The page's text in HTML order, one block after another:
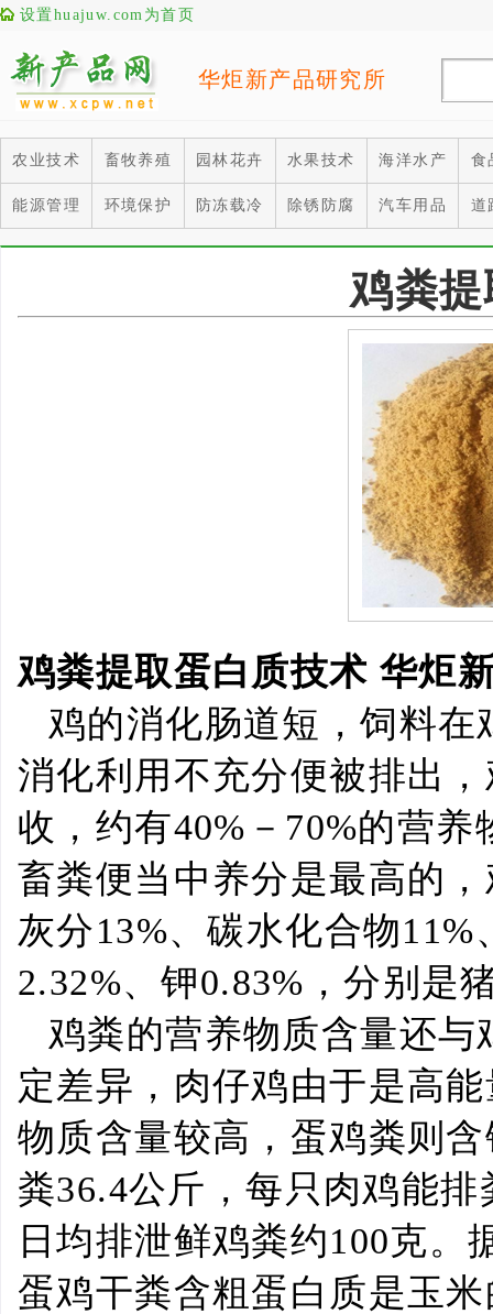
设置huajuw.com为首页
华炬新产品研究所
农业技术 畜牧养殖 园林花卉 水果技术 海洋水产 食
能源管理 环境保护 防冻载冷 除锈防腐 汽车用品 道
鸡粪
鸡粪提取蛋白质技术 华炬
鸡的消化肠道短，饲料
消化利用不充分便被排出
收，约有40% － 70%的营养
畜粪便当中养分是最高的
灰分13%、碳水化合物11%
2.32%、钾0.83% ，分别是
鸡粪的营养物质含量还
定差异，肉仔鸡由于是高
物质含量较高，蛋鸡粪则
粪36.4公斤，每只肉鸡能排
日均排泄鲜鸡粪约100克。
蛋鸡干粪含粗蛋白质是玉